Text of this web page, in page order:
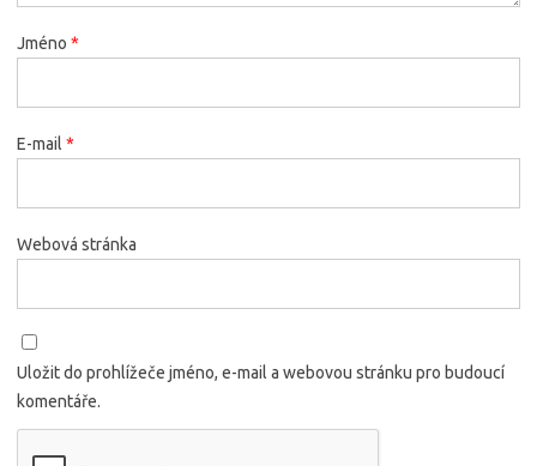
Jméno *
E-mail *
Webová stránka
Uložit do prohlížeče jméno, e-mail a webovou stránku pro budoucí
komentáře.